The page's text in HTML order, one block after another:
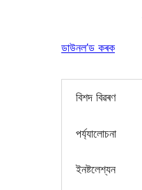
ডাউনল’ড কৰক
বিশদ বিৱৰণ
পৰ্য্যালোচনা
ইনষ্টলেশ্যন